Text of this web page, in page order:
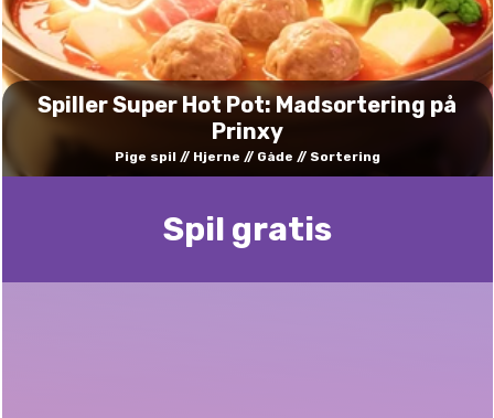
Spiller Super Hot Pot: Madsortering på
Prinxy
Pige spil Hjerne Gåde Sortering
Spil gratis